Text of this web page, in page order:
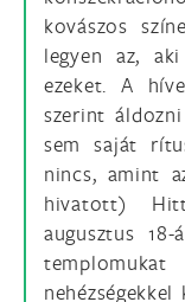
kovászos
legyen az,
ezeket. A
szerint
sem saját
nincs, amint
hivatott)
augusztus